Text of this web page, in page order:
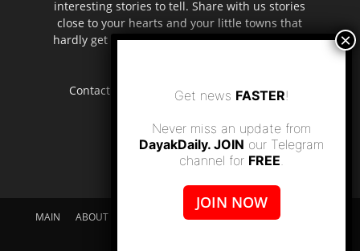
interesting stories to tell. Share with us stories
close to your hearts and your little towns that
hardly get to be highlighted in the mainstream
Contact us: editor.dayakdaily@gmail.com
MAIN ABOUT US SUPPORT DAYAKDAILY
DISCLAIMER
Get news FASTER!
Never miss an update from
DayakDaily. JOIN our Telegram
channel for FREE.
JOIN NOW